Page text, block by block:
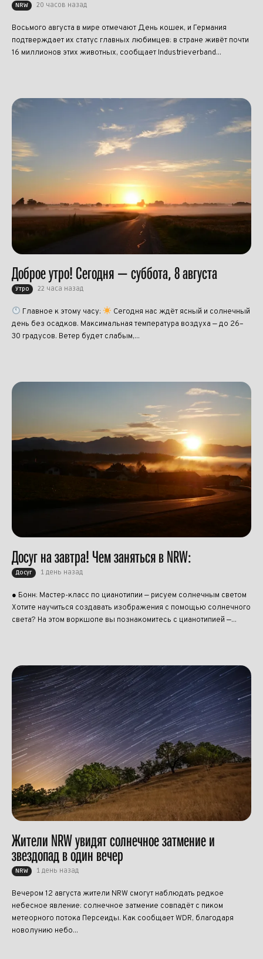
NRW 20 часов назад
Восьмого августа в мире отмечают День кошек, и Германия
подтверждает их статус главных любимцев: в стране живёт почти
16 миллионов этих животных, сообщает Industrieverband...
Доброе утро! Сегодня — суббота, 8 августа
Утро 22 часа назад
Главное к этому часу:
Сегодня нас ждёт ясный и солнечный
день без осадков. Максимальная температура воздуха — до 26–
30 градусов. Ветер будет слабым,...
Досуг на завтра! Чем заняться в NRW:
Досуг 1 день назад
● Бонн: Мастер-класс по цианотипии — рисуем солнечным светом
Хотите научиться создавать изображения с помощью солнечного
света? На этом воркшопе вы познакомитесь с цианотипией —...
Жители NRW увидят солнечное затмение и
звездопад в один вечер
NRW 1 день назад
Вечером 12 августа жители NRW смогут наблюдать редкое
небесное явление: солнечное затмение совпадёт с пиком
метеорного потока Персеиды. Как сообщает WDR, благодаря
новолунию небо...